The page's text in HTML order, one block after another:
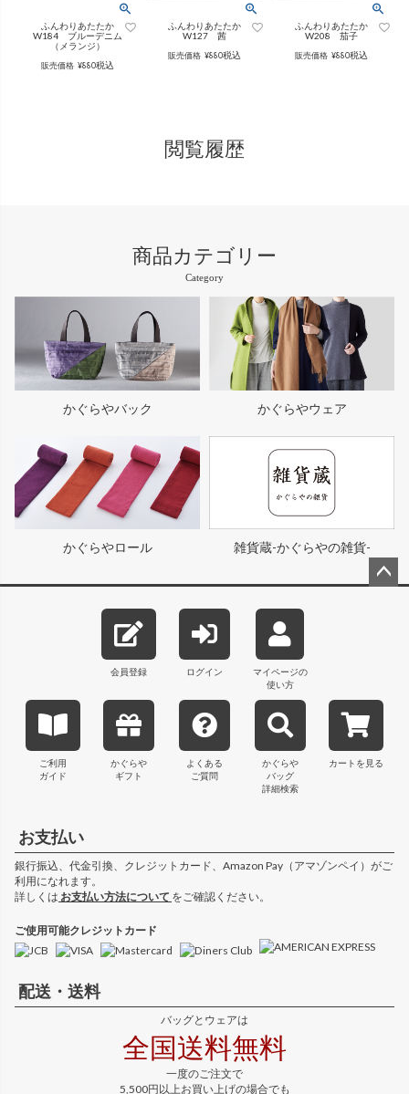
ラミー12%、
ポリウレタン2%）
ポリウレタン2%）
ふんわりあたたか
W184 ブルーデニム
（メランジ）
販売価格 ¥880税込
ふんわりあたたか
W127 茜
販売価格 ¥880税込
ふんわりあたたか
W208 茄子
販売価格 ¥880税込
閲覧履歴
商品カテゴリー
Category
かぐらやバック かぐらやウェア
かぐらやロール 雑貨蔵-かぐらやの雑貨-
会員登録 ログイン
マイページの
使い方
ご利用
ガイド
かぐらや
ギフト
よくある
ご質問
かぐらや
バッグ
詳細検索
カートを見る
お支払い
銀行振込、代金引換、クレジットカード、Amazon Pay（アマゾンペイ）がご
利用になれます。
詳しくは お支払い方法について をご確認ください。
ご使用可能クレジットカード
配送・送料
バッグとウェアは
全国送料無料
一度のご注文で
5,500円以上お買い上げの場合でも